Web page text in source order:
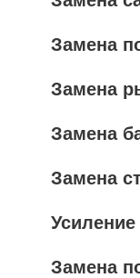
Замена
Замена
Замена
Замена
Усиление
Замена